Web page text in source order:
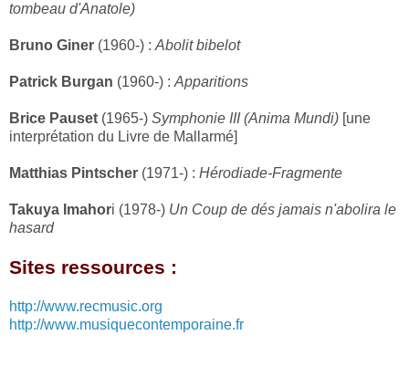
tombeau d'Anatole)
Bruno Giner (1960-) : Abolit bibelot
Patrick Burgan (1960-) : Apparitions
Brice Pauset (1965-) Symphonie III (Anima Mundi) [une
interprétation du Livre de Mallarmé]
Matthias Pintscher (1971-) : Hérodiade-Fragmente
Takuya Imahori (1978-) Un Coup de dés jamais n'abolira le
hasard
Sites ressources :
http://www.recmusic.org
http://www.musiquecontemporaine.fr